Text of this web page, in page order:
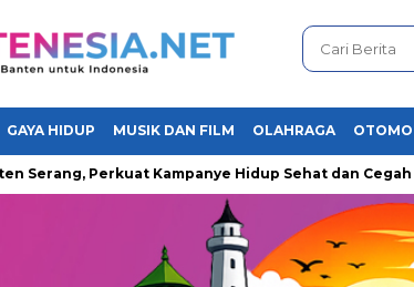
GAYA HIDUP MUSIK DAN FILM OLAHRAGA
Perkuat Kampanye Hidup Sehat dan Cegah